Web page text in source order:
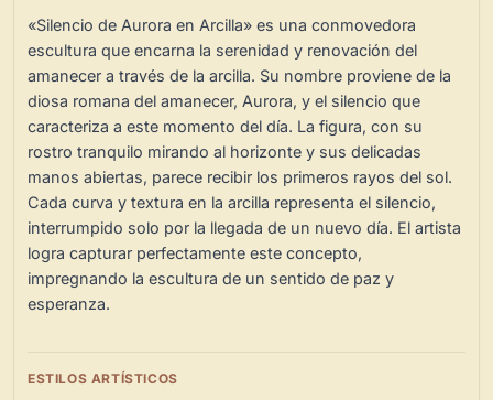
«Silencio de Aurora en Arcilla» es una conmovedora
escultura que encarna la serenidad y renovación del
amanecer a través de la arcilla. Su nombre proviene de la
diosa romana del amanecer, Aurora, y el silencio que
caracteriza a este momento del día. La figura, con su
rostro tranquilo mirando al horizonte y sus delicadas
manos abiertas, parece recibir los primeros rayos del sol.
Cada curva y textura en la arcilla representa el silencio,
interrumpido solo por la llegada de un nuevo día. El artista
logra capturar perfectamente este concepto,
impregnando la escultura de un sentido de paz y
esperanza.
ESTILOS ARTÍSTICOS